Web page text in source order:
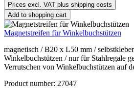
Prices excl. VAT plus shipping costs
Add to shopping cart
Magnetstreifen für Winkelbuchstützen
magnetisch / B20 x L50 mm /
Winkelbuchstützen / nur für Stahlregale
Verrutschen von Winkelbuchstützen auf
Product number: 27047